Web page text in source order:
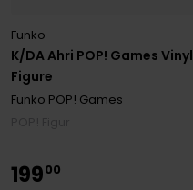
K/DA Ahri POP! Games Vinyl
Figure
Funko
Funko POP! Games
19900